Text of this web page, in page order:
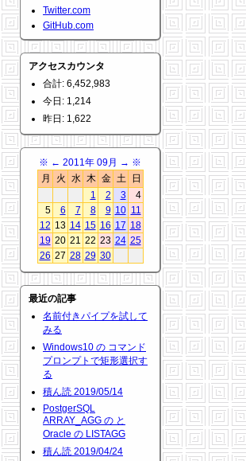
Twitter.com
GitHub.com
アクセスカウンタ
合計: 6,452,983
今日: 1,214
昨日: 1,622
※ ← 2011年 09月 → ※
月
火 水 木 金 土
日
1
2 3
4
5
6 7 8 9 10 11
12 13 14 15 16 17 18
19 20 21 22 23 24 25
26 27 28 29 30
最近の記事
名前付きパイプを試して
みる
Windows10 の コマンド
プロンプトで矩形選択す
る
積ん読 2019/05/14
PostgerSQL
ARRAY_AGG の と
Oracle の LISTAGG
積ん読 2019/04/24